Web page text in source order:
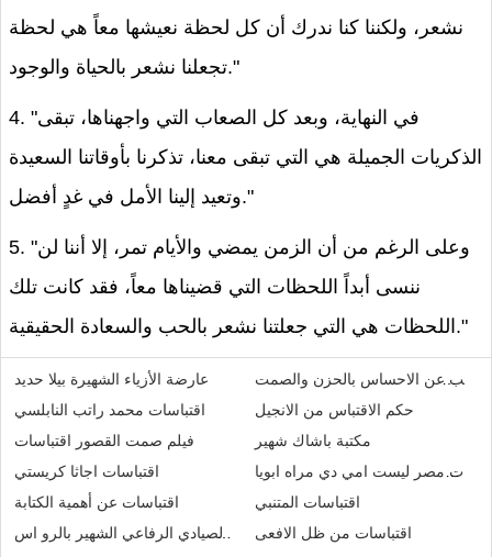
نشعر، ولكننا كنا ندرك أن كل لحظة نعيشها معاً هي لحظة
تجعلنا نشعر بالحياة والوجود."
4. "في النهاية، وبعد كل الصعاب التي واجهناها، تبقى
الذكريات الجميلة هي التي تبقى معنا، تذكرنا بأوقاتنا السعيدة
وتعيد إلينا الأمل في غدٍ أفضل."
5. "وعلى الرغم من أن الزمن يمضي والأيام تمر، إلا أننا لن
ننسى أبداً اللحظات التي قضيناها معاً، فقد كانت تلك
اللحظات هي التي جعلتنا نشعر بالحب والسعادة الحقيقية."
عارضة الأزياء الشهيرة بيلا حديد
اقتباسات محمد راتب النابلسي
فيلم صمت القصور اقتباسات
اقتباسات اجاثا كريستي
اقتباسات عن أهمية الكتابة
محمد مهدي بهاء الدين الصيادي الرفاعي الشهير بالرو اس
كتب عن الاحساس بالحزن والصمت
حكم الاقتباس من الانجيل
مكتبة باشاك شهير
مصر ليست امي دي مراه ابويا
اقتباسات المتنبي
اقتباسات من ظل الافعى